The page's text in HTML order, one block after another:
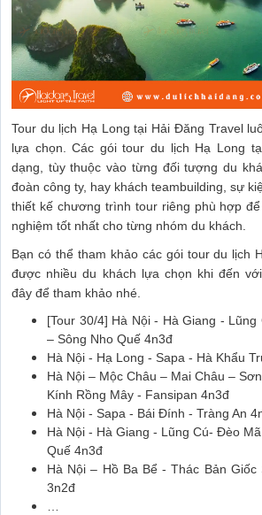
Tour du lịch Hạ Long tại Hải Đăng Travel
lựa chọn. Các gói tour du lịch Hạ Long
dạng, tùy thuộc vào từng đối tượng du
đoàn công ty, hay khách teambuilding, sự
thiết kế chương trình tour riêng phù hợp
nghiệm tốt nhất cho từng nhóm du khách.
Bạn có thể tham khảo các gói tour du lịch
được nhiều du khách lựa chọn khi đến
đây để tham khảo nhé.
[Tour 30/4] Hà Nội - Hà Giang -
– Sông Nho Quế 4n3đ
Hà Nội - Hạ Long - Sapa - Hà Khẩu
Hà Nội – Mộc Châu – Mai Châu –
Kính Rồng Mây - Fansipan 4n3đ
Hà Nội - Sapa - Bái Đính - Tràng An
Hà Nội - Hà Giang - Lũng Cú- Đèo
Quế 4n3đ
Hà Nội – Hồ Ba Bể - Thác Bản Giốc
3n2đ
…